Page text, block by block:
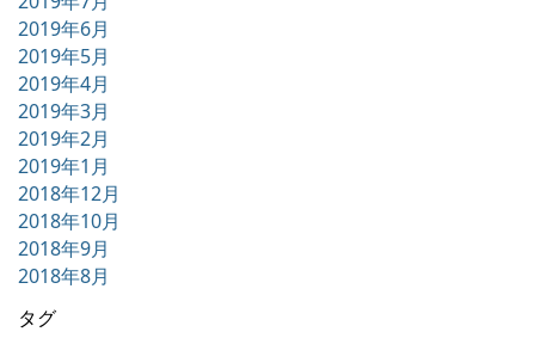
2019年6月
2019年5月
2019年4月
2019年3月
2019年2月
2019年1月
2018年12月
2018年10月
2018年9月
2018年8月
タグ